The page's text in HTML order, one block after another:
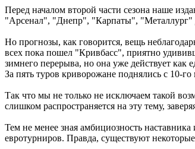
Перед началом второй части сезона наше
"Арсенал", "Днепр", "Карпаты",
Но прогнозы, как говорится, вещь
всех пока пошел "Кривбасс", приятно
зимнего перерыва, но она уже действует
За пять туров криворожане поднялись с 10-го
Так что мы не только не исключаем такой
слишком распространяется на эту тему,
Тем не менее зная амбициозность
евротурниров. Правда, существуют